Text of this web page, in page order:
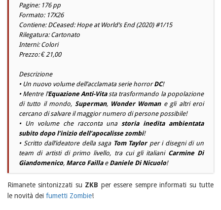
Pagine: 176 pp
Formato: 17X26
Contiene: DCeased: Hope at World’s End (2020) #1/15
Rilegatura: Cartonato
Interni: Colori
Prezzo: € 21,00
Descrizione
• Un nuovo volume dell’acclamata serie horrorDC!
• Mentre l’Equazione Anti-Vitasta trasformando la popolazione
di tutto il mondo, Superman, Wonder Womane gli altri eroi
cercano di salvare il maggior numero di persone possibile!
• Un volume che racconta unastoria inedita ambientata
subito dopo l’inizio dell’apocalisse zombi!
• Scritto dall’ideatore della saga Tom Taylorper i disegni di un
team di artisti di primo livello, tra cui gli italiani Carmine Di
Giandomenico, Marco Faillae Daniele Di Nicuolo!
Rimanete sintonizzati su ZKB per essere sempre informati su tutte
le novità dei fumetti Zombie!